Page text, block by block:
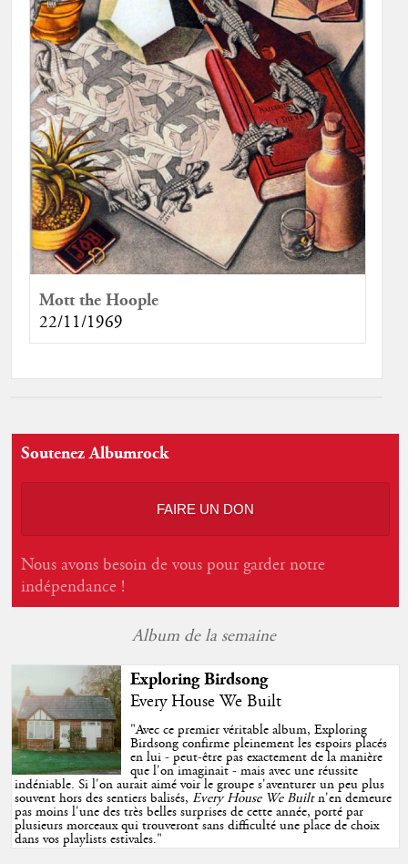
Mott the Hoople
22/11/1969
Soutenez Albumrock
FAIRE UN DON
Nous avons besoin de vous pour garder notre
indépendance !
Album de la semaine
Exploring Birdsong
Every House We Built
"Avec ce premier véritable album, Exploring
Birdsong confirme pleinement les espoirs placés
en lui - peut-être pas exactement de la manière
que l'on imaginait - mais avec une réussite
indéniable. Si l'on aurait aimé voir le groupe s'aventurer un peu plus
souvent hors des sentiers balisés,Every House We Builtn'en demeure
pas moins l'une des très belles surprises de cette année, porté par
plusieurs morceaux qui trouveront sans difficulté une place de choix
dans vos playlists estivales."